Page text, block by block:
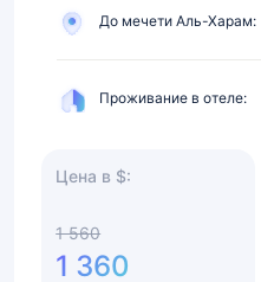
До мечети Аль-Харам:
Проживание в отеле:
Цена в $:
1 560
1 360